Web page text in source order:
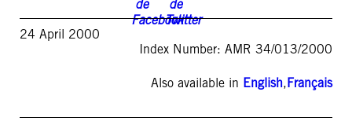
24 April 2000
Index Number: AMR 34/013/2000
Also available in English,Français